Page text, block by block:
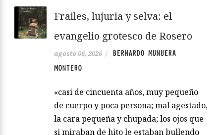
Frailes, lujuria y selva: el
evangelio grotesco de Rosero
agosto 06, 2026 /
BERNARDO MUNUERA
MONTERO
«casi de cincuenta años, muy pequeño
de cuerpo y poca persona; mal agestado,
la cara pequeña y chupada; los ojos que
si miraban de hito le estaban bullendo